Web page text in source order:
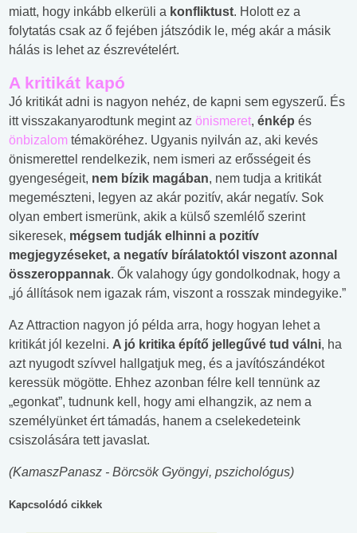
miatt, hogy inkább elkerüli a konfliktust. Holott ez a
folytatás csak az ő fejében játszódik le, még akár a másik
hálás is lehet az észrevételért.
A kritikát kapó
Jó kritikát adni is nagyon nehéz, de kapni sem egyszerű. És
itt visszakanyarodtunk megint az önismeret, énkép és
önbizalom témaköréhez. Ugyanis nyilván az, aki kevés
önismerettel rendelkezik, nem ismeri az erősségeit és
gyengeségeit, nem bízik magában, nem tudja a kritikát
megemészteni, legyen az akár pozitív, akár negatív. Sok
olyan embert ismerünk, akik a külső szemlélő szerint
sikeresek, mégsem tudják elhinni a pozitív
megjegyzéseket, a negatív bírálatoktól viszont azonnal
összeroppannak. Ők valahogy úgy gondolkodnak, hogy a
„jó állítások nem igazak rám, viszont a rosszak mindegyike.”
Az Attraction nagyon jó példa arra, hogy hogyan lehet a
kritikát jól kezelni. A jó kritika építő jellegűvé tud válni, ha
azt nyugodt szívvel hallgatjuk meg, és a javítószándékot
keressük mögötte. Ehhez azonban félre kell tennünk az
„egonkat”, tudnunk kell, hogy ami elhangzik, az nem a
személyünket ért támadás, hanem a cselekedeteink
csiszolására tett javaslat.
(KamaszPanasz - Börcsök Gyöngyi, pszichológus)
Kapcsolódó cikkek